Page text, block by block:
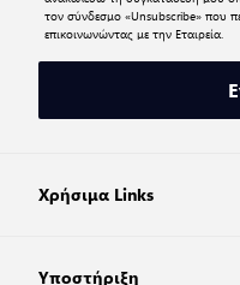
τον σύνδεσμο «Unsubscribe» που
επικοινωνώντας με την Εταιρεία.
Χρήσιμα Links
Υποστήριξη